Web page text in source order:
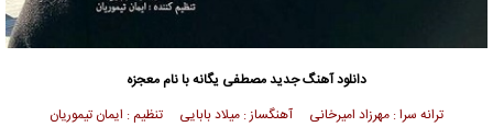
دانلود آهنگ جدیدمصطفی یگانهبا نام معجزه
ترانه سرا : مهرزاد امیرخانی آهنگساز : میلاد بابایی تنظیم : ایمان تیموریان